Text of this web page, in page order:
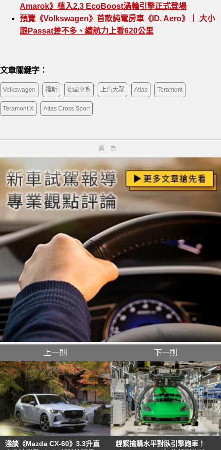
Amarok》植入2.3 EcoBoost渦輪引擎正式登場
預覽《Volkswagen》首款純電房車《ID. Aero》｜ 大小
跟Passat差不多、續航力上看620公里
文章關鍵字：
Volkswagen 福斯 德國車系 上汽大眾 Atlas Teramont
Teramont X Atlas Cross Sport
廣告
上一則
淺談《Mazda CX-60》3.3升直
下一則
趕緊搶購水平對臥引擎跑車！